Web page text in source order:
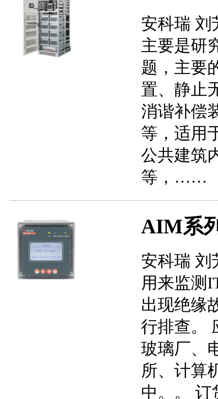
安科瑞 刘
主要是研
题，主要
置、静止
消谐补偿
等，适用
公共建筑
等，……
AIM系
安科瑞 刘
用来监测
出现绝缘
行排查。
玻璃厂、
所、计算
中。。